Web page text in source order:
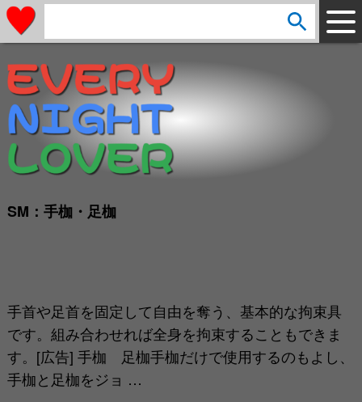
SM：手枷・足枷
手首や足首を固定して自由を奪う、基本的な拘束具
です。組み合わせれば全身を拘束することもできま
す。[広告] 手枷 足枷手枷だけで使用するのもよし、
手枷と足枷をジョ …
e
a
r
c
h
:
arrow_circle_down